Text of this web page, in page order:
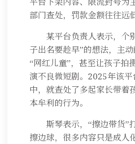
部门查处，罚款金额往往远
某平台负责人表示，个
子出名要趁早”的想法，主
“网红儿童”，甚至让孩子拍
演不良微短剧。2025年该平
中，就查处了多起家长带着
本牟利的行为。
斯琴表示，“擦边带货”
擦边球，很多内容只是成人